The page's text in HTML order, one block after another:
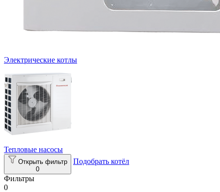
Электрические котлы
Тепловые насосы
Открыть фильтр
0
Подобрать котёл
Фильтры
0